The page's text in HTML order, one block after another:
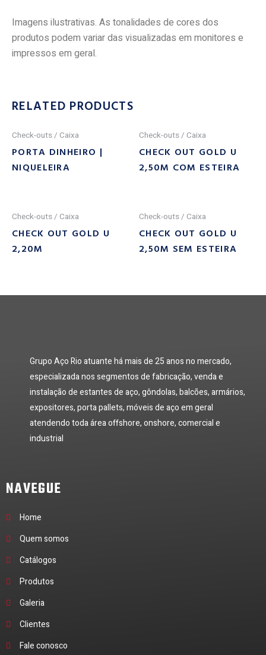
Imagens ilustrativas. As tonalidades de cores dos
produtos podem variar das visualizadas em monitores e
impressos em geral.
RELATED PRODUCTS
Check-outs / Caixa
PORTA DINHEIRO |
NIQUELEIRA
Check-outs / Caixa
CHECK OUT GOLD U
2,50M COM ESTEIRA
Check-outs / Caixa
CHECK OUT GOLD U
2,20M
Check-outs / Caixa
CHECK OUT GOLD U
2,50M SEM ESTEIRA
Grupo Aço Rio atuante há mais de 25 anos no mercado,
especializada nos segmentos de fabricação, venda e
instalação de estantes de aço, gôndolas, balcões, armários,
expositores, porta pallets, móveis de aço em geral
atendendo toda área offshore, onshore, comercial e
industrial
NAVEGUE
Home
Quem somos
Catálogos
Produtos
Galeria
Clientes
Fale conosco